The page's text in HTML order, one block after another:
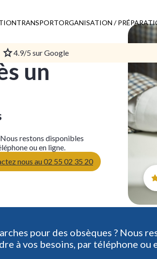
TRANSPORTORGANISATION /
4.9/5 sur Google
un
restons disponibles
ou en ligne.
nous au 02 55 02 35 20
pour des obsèques ? Nous
à vos besoins, par téléphone ou